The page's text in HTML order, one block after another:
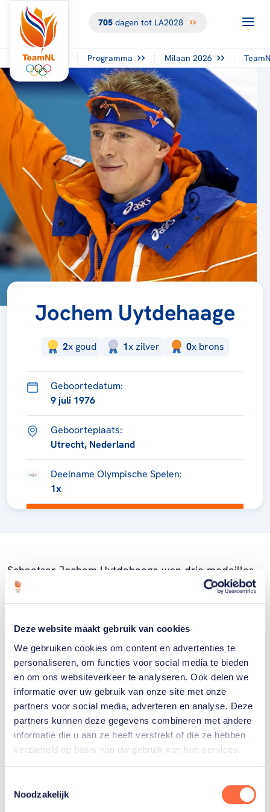
Deze website maakt gebruik van cookies
We gebruiken cookies om content en advertenties te
personaliseren, om functies voor social media te bieden
en om ons websiteverkeer te analyseren. Ook delen we
informatie over uw gebruik van onze site met onze
partners voor social media, adverteren en analyse. Deze
partners kunnen deze gegevens combineren met andere
informatie die u aan ze heeft verstrekt of die ze hebben
verzameld op basis van uw gebruik van hun services.
Noodzakelijk
705dagen tot LA2028
Programma Milaan 2026
Jochem Uytdehaage
2x goud 1xzilver 0x brons
Geboortedatum:
9 juli 1976
Geboorteplaats:
Utrecht, Nederland
Deelname Olympische Spelen:
1x
Schaatser Jochem Uytdehaage won drie medailles
op de Olympische Winterspelen in 2002 in Salt Lake
City. Goud was er op de 5.000 en de 10.000 meter,
Europees en wereldkampioen allround. (Foto: ANP).
Welke Nederlanders hebben er
Olympische Spelen?